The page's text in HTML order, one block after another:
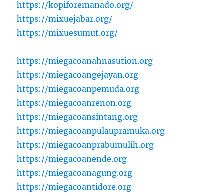
https://kopiforemanado.org/
https://mixuejabar.org/
https://mixuesumut.org/
https://miegacoanahnasution.org
https://miegacoangejayan.org
https://miegacoanpemuda.org
https://miegacoanrenon.org
https://miegacoansintang.org
https://miegacoanpulaupramuka.org
https://miegacoanprabumulih.org
https://miegacoanende.org
https://miegacoanagung.org
https://miegacoantidore.org